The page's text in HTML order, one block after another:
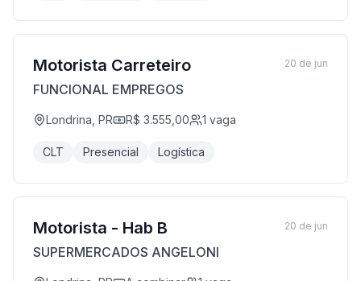
Motorista Carreteiro
FUNCIONAL EMPREGOS
Londrina, PR R$ 3.555,00 1 vaga
CLT Presencial Logística
20 de jun
Motorista - Hab B
SUPERMERCADOS ANGELONI
20 de jun